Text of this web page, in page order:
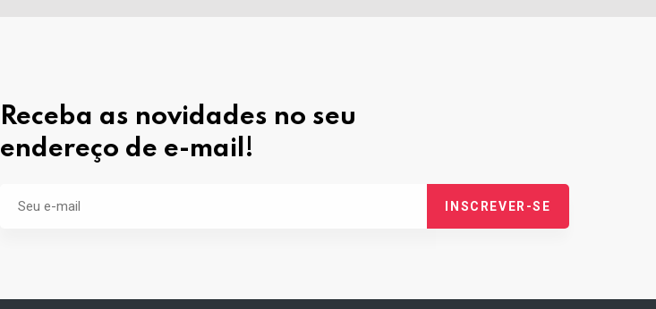
Receba as novidades no seu
endereço de e-mail!
INSCREVER-SE